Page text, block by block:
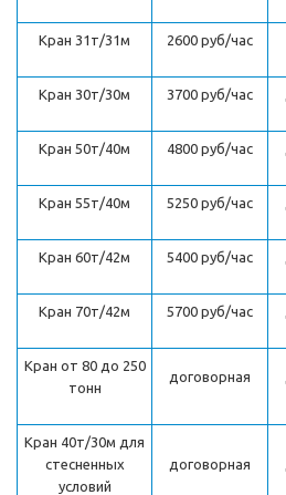
Кран 31т/31м 2600 руб/час
Кран 30т/30м 3700 руб/час
Кран 50т/40м 4800 руб/час
Кран 55т/40м 5250 руб/час
Кран 60т/42м 5400 руб/час
Кран 70т/42м 5700 руб/час
Кран от 80 до 250
тонн
договорная
Кран 40т/30м для
стесненных
условий
договорная